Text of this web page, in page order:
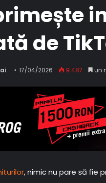
de
17/04/2026 9.487 un
, nimic nu pare să fie